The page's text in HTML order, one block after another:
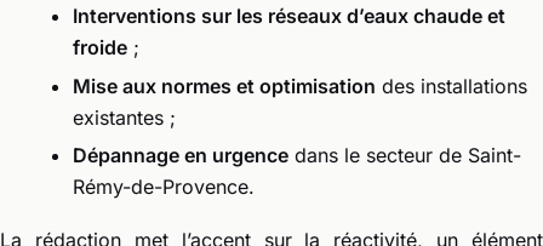
Interventions sur les réseaux d’eaux chaude et
froide ;
Mise aux normes et optimisation des installations
existantes ;
Dépannage en urgence dans le secteur de Saint-
Rémy-de-Provence.
La rédaction met l’accent sur la réactivité, un élément